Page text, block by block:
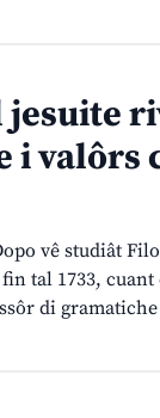
jesuite
i valôrs
vê studiât
tal 1733, cuant
di